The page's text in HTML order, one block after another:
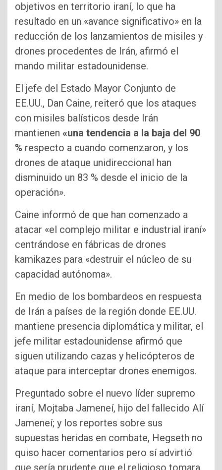
objetivos en territorio iraní, lo que ha
resultado en un «avance significativo» en la
reducción de los lanzamientos de misiles y
drones procedentes de Irán, afirmó el
mando militar estadounidense.
El jefe del Estado Mayor Conjunto de
EE.UU., Dan Caine, reiteró que los ataques
con misiles balísticos desde Irán
mantienen «una tendencia a la baja del 90
% respecto a cuando comenzaron, y los
drones de ataque unidireccional han
disminuido un 83 % desde el inicio de la
operación».
Caine informó de que han comenzado a
atacar «el complejo militar e industrial iraní»
centrándose en fábricas de drones
kamikazes para «destruir el núcleo de su
capacidad autónoma».
En medio de los bombardeos en respuesta
de Irán a países de la región donde EE.UU.
mantiene presencia diplomática y militar, el
jefe militar estadounidense afirmó que
siguen utilizando cazas y helicópteros de
ataque para interceptar drones enemigos.
Preguntado sobre el nuevo líder supremo
iraní, Mojtaba Jameneí, hijo del fallecido Alí
Jameneí; y los reportes sobre sus
supuestas heridas en combate, Hegseth no
quiso hacer comentarios pero sí advirtió